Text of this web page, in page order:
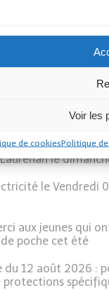
Voir les
de cookiesPolitique
le
le Vendredi
aux jeunes qui
poche cet été
du 12 août 2026 :
protections